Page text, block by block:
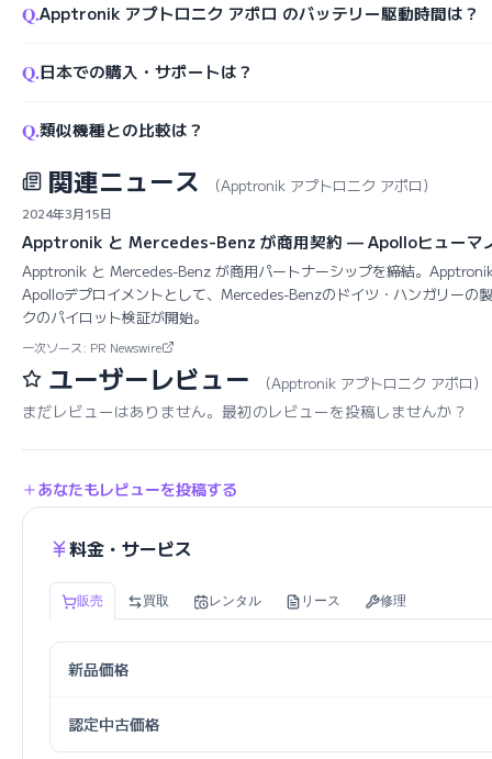
Q.Apptronik アプトロニク アポロ のバッテリー駆動時間は？
Q.日本での購入・サポートは？
Q.類似機種との比較は？
関連ニュース （Apptronik アプトロニク アポロ）
2024年3月15日
Apptronik と Mercedes-Benz が商用契約 — Apolloヒューマ
Apptronik と Mercedes-Benz が商用パートナーシップを締結。
Apolloデプロイメントとして、Mercedes-Benzのドイツ・ハンガリーの
クのパイロット検証が開始。
一次ソース: PR Newswire
ユーザーレビュー （Apptronik アプトロニク アポロ）
まだレビューはありません。最初のレビューを投稿しませんか？
あなたもレビューを投稿する
料金・サービス
販売 買取 レンタル リース 修理
新品価格
認定中古価格